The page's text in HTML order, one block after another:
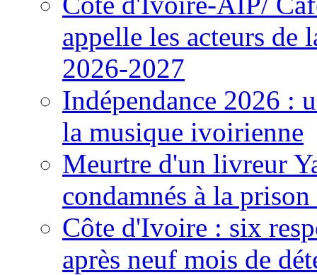
appelle les acteurs de
2026-2027
Indépendance 2026 :
la musique ivoirienne
Meurtre d'un livreur
condamnés à la
Côte d'Ivoire : six
après neuf mois de